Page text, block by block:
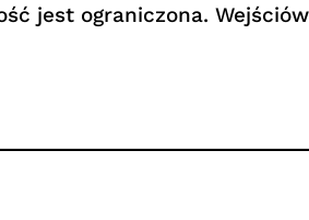
jest ograniczona.